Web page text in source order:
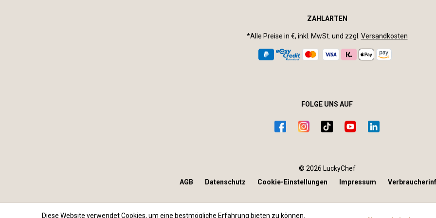
ZAHLARTEN
*Alle Preise in €, inkl. MwSt. und zzgl. Versandkosten
FOLGE UNS AUF
© 2026 LuckyChef
AGB
Datenschutz Cookie-Einstellungen Impressum
Diese Website verwendet Cookies, um eine bestmögliche Erfahrung bieten zu können.